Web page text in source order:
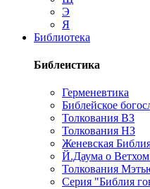
Э
Я
Библиотека
Библеистика
Герменевтика
Библейское
Толкования ВЗ
Толкования НЗ
Женевская
Й.Даума о Ветхом
Толкования
Серия "Библия